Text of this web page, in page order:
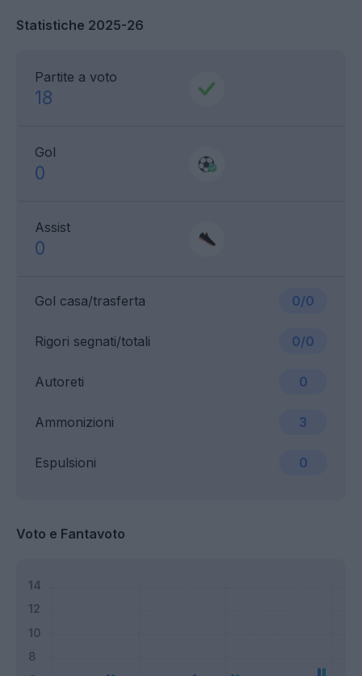
Statistiche 2025-26
Partite a voto
18
Gol
0
Assist
0
Gol casa/trasferta 0/0
Ammonizioni 3
Rigori segnati/totali 0/0
Espulsioni 0
Autoreti 0
Voto e Fantavoto